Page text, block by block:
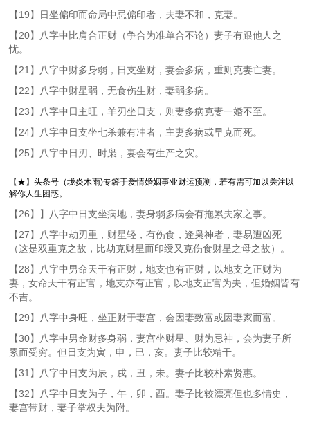
【19】日坐偏印而命局中忌偏印者，夫妻不和，克妻。
【20】八字中比肩合正财（争合为准单合不论）妻子有跟他人之
忧。
【21】八字中财多身弱，日支坐财，妻会多病，重则克妻亡妻。
【22】八字中财星弱，无食伤生财，妻弱多病。
【23】八字中日主旺，羊刃坐日支，则妻多病克妻一婚不至。
【24】八字中日支坐七杀兼有冲者，主妻多病或早克而死。
【25】八字中日刃、时枭，妻会有生产之灾。
【★】头条号（垅炎木雨)专箸于爱情婚姻事业财运预测，若有需可加以关注以
解你人生困惑。
【26】】八字中日支坐病地，妻身弱多病会有拖累夫家之事。
【27】八字中劫刃重，财星轻，有伤食，逢枭神者，妻易遭凶死
（这是双重克之故，比劫克财星而印绶又克伤食财星之母之故）。
【28】八字中男命天干有正财，地支也有正财，以地支之正财为
妻，女命天干有正官，地支亦有正官，以地支正官为夫，但婚姻皆有
不吉。
【29】八字中身旺，坐正财于妻宫，会因妻致富或因妻家而富。
【30】八字中男命财多身弱，妻宫坐财星、财为忌神，会为妻子所
累而受穷。但日支为寅，申，巳，亥。妻子比较精干。
【31】八字中日支为辰，戌，丑，未。妻子比较朴素贤惠。
【32】八字中日支为子，午，卯，酉。妻子比较漂亮但也多情史，
妻宫带财，妻子掌权夫为附。